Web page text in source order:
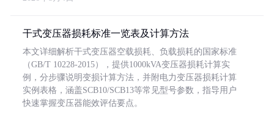
干式变压器损耗标准一览表及计算方法
本文详细解析干式变压器空载损耗、负载损耗的国家标准
（GB/T 10228-2015），提供1000kVA变压器损耗计算实
例，分步骤说明变损计算方法，并附电力变压器损耗计算
实例表格，涵盖SCB10/SCB13等常见型号参数，指导用户
快速掌握变压器能效评估要点。